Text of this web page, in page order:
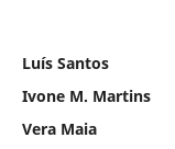
Luís Santos
Ivone M. Martins
Vera Maia